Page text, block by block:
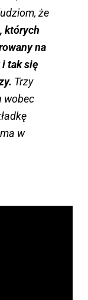
że
których
na
tak się
Trzy
wobec
w